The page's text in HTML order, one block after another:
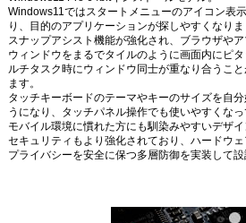
Windows11ではスタートメニューのアイコン表
り、目的のアプリケーションが探しやすくなりま
スナップアシスト機能が強化され、ブラウザや
ウィンドウをまるでタイルのように画面内にピ
ルチタスク時にウィンドウ同士が重なり合うこ
ます。
タッチキーボードのテーマやキーのサイズを自
うになり、タッチパネル操作でも使いやすくなっ
モバイル環境に慣れた方にも馴染みやすいデザイ
セキュリティもより強化されており、ハードウェ
プライバシーを安全に保つ多層防御を実装して設